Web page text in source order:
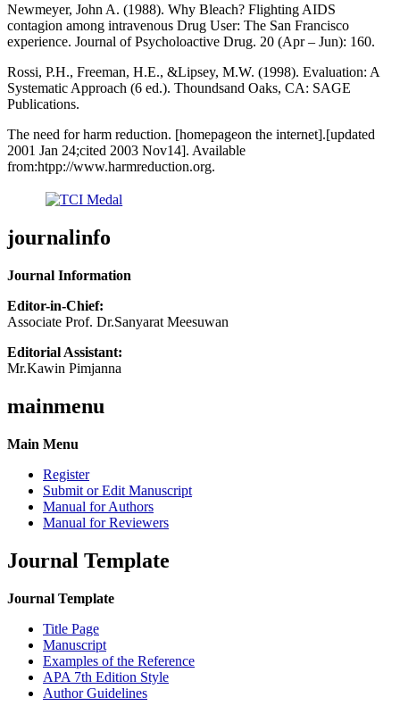
Newmeyer, John A. (1988). Why Bleach? Flighting AIDS
contagion among intravenous Drug User: The San Francisco
experience. Journal of Psycholoactive Drug. 20 (Apr – Jun): 160.
Rossi, P.H., Freeman, H.E., &Lipsey, M.W. (1998). Evaluation: A
Systematic Approach (6 ed.). Thoundsand Oaks, CA: SAGE
Publications.
The need for harm reduction. [homepageon the internet].[updated
2001 Jan 24;cited 2003 Nov14]. Available
from:htpp://www.harmreduction.org.
journalinfo
Journal Information
Editor-in-Chief:
Associate Prof. Dr.Sanyarat Meesuwan
Editorial Assistant:
Mr.Kawin Pimjanna
mainmenu
Main Menu
Register
Submit or Edit Manuscript
Manual for Authors
Manual for Reviewers
Journal Template
Journal Template
Title Page
Manuscript
Examples of the Reference
APA 7th Edition Style
Author Guidelines